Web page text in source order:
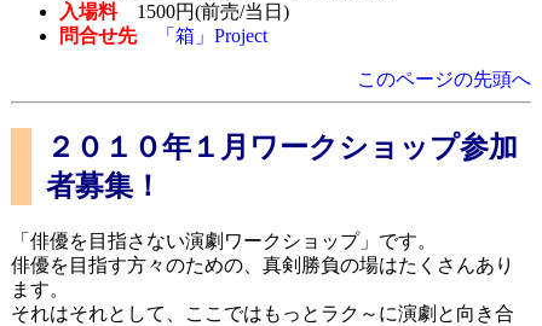
入場料1500円(前売/当日)
問合せ先
「箱」Project
このページの先頭へ
２０１０年１月ワークショップ参加
者募集！
「俳優を目指さない演劇ワークショップ」です。
俳優を目指す方々のための、真剣勝負の場はたくさんあり
ます。
それはそれとして、ここではもっとラク～に演劇と向き合